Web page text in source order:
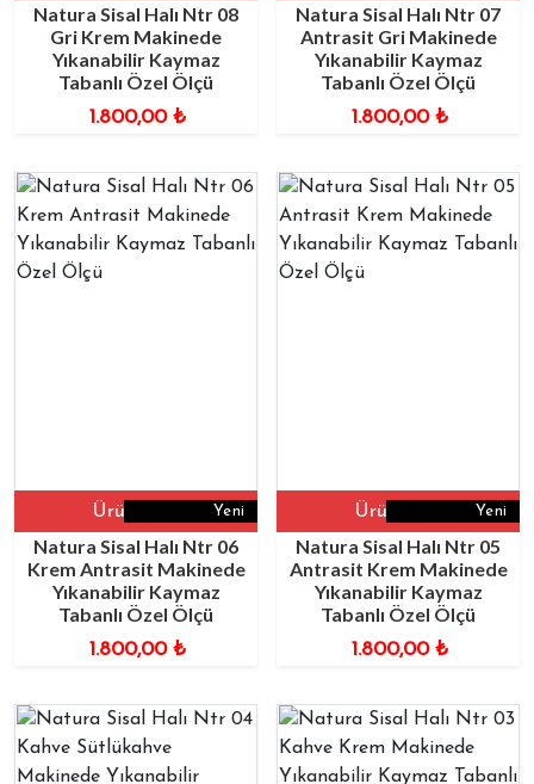
Natura Sisal Halı Ntr 08
Gri Krem Makinede
Yıkanabilir Kaymaz
Tabanlı Özel Ölçü
1.800,00 ₺
Natura Sisal Halı Ntr 07
Antrasit Gri Makinede
Yıkanabilir Kaymaz
Tabanlı Özel Ölçü
1.800,00 ₺
Yeni
Ürüne Git
Natura Sisal Halı Ntr 06
Krem Antrasit Makinede
Yıkanabilir Kaymaz
Tabanlı Özel Ölçü
1.800,00 ₺
Yeni
Ürüne Git
Natura Sisal Halı Ntr 05
Antrasit Krem Makinede
Yıkanabilir Kaymaz
Tabanlı Özel Ölçü
1.800,00 ₺